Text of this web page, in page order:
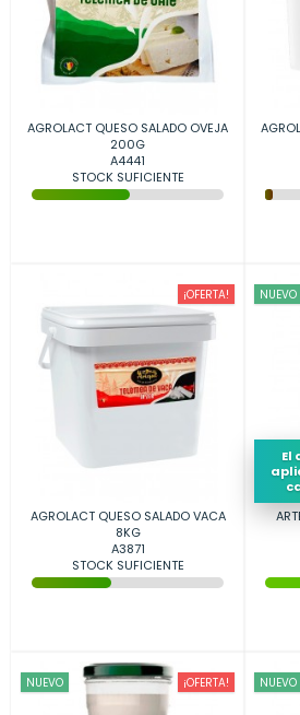
AGROLACT QUESO SALADO OVEJA
200G
A4441
STOCK SUFICIENTE
¡OFERTA!
AGROLACT QUESO SALADO VACA
8KG
A3871
STOCK SUFICIENTE
El
NUEVO
NUEVO ¡OFERTA! NUEVO